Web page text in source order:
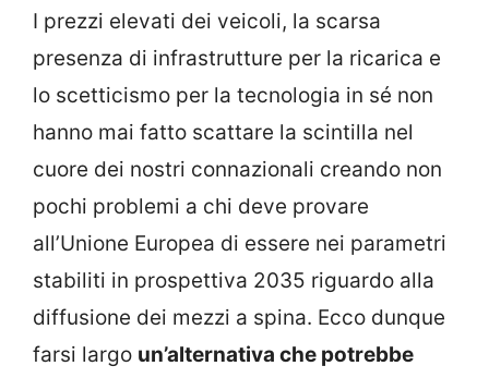
I prezzi elevati dei veicoli, la scarsa
presenza di infrastrutture per la ricarica e
lo scetticismo per la tecnologia in sé non
hanno mai fatto scattare la scintilla nel
cuore dei nostri connazionali creando non
pochi problemi a chi deve provare
all’Unione Europea di essere nei parametri
stabiliti in prospettiva 2035 riguardo alla
diffusione dei mezzi a spina. Ecco dunque
farsi largo un’alternativa che potrebbe